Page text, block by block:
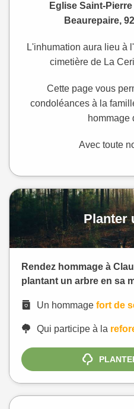
Eglise Saint-
Beaurepaire,
L'inhumation aura lieu à
cimetière de La
Cette page vous
condoléances à la
hommage
Avec toute
Planter
Rendez hommage à
plantant un arbre en sa
Un hommage fort de
Qui participe à la